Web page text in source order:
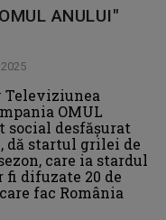
ANULUI"
Televiziunea
OMUL
social desfășurat
dă startul grilei de
care ia stardul
fi difuzate 20 de
fac România